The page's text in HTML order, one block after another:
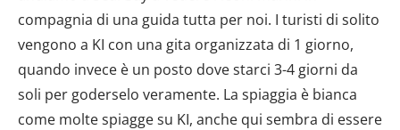
compagnia di una guida tutta per noi. I turisti di solito
vengono a KI con una gita organizzata di 1 giorno,
quando invece è un posto dove starci 3-4 giorni da
soli per goderselo veramente. La spiaggia è bianca
come molte spiagge su KI, anche qui sembra di essere